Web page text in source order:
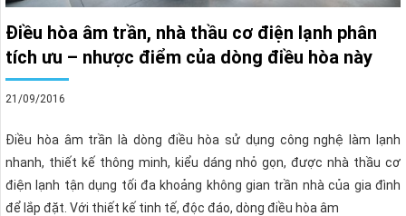
Điều hòa âm trần, nhà thầu cơ điện lạnh phân
tích ưu – nhược điểm của dòng điều hòa này
21/09/2016
Điều hòa âm trần là dòng điều hòa sử dụng công nghệ làm lạnh
nhanh, thiết kế thông minh, kiểu dáng nhỏ gọn, được nhà thầu cơ
điện lạnh tận dụng tối đa khoảng không gian trần nhà của gia đình
để lắp đặt. Với thiết kế tinh tế, độc đáo, dòng điều hòa âm